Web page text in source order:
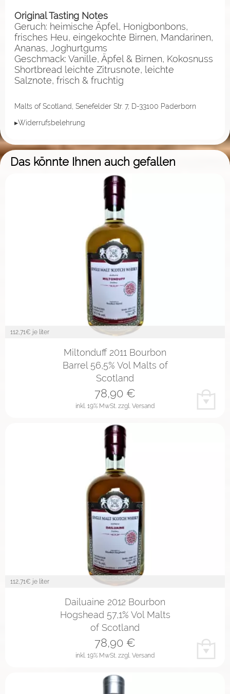
Original Tasting Notes
Geruch: heimische Äpfel, Honigbonbons,
frisches Heu, eingekochte Birnen, Mandarinen,
Ananas, Joghurtgums
Geschmack: Vanille, Äpfel & Birnen, Kokosnuss
Shortbread leichte Zitrusnote, leichte
Salznote, frisch & fruchtig
Malts of Scotland, Senefelder Str. 7, D-33100 Paderborn
▸Widerrufsbelehrung
Das könnte Ihnen auch gefallen
112,71€ je liter
Miltonduff 2011 Bourbon
Barrel 56,5% Vol Malts of
Scotland
inkl. 19% MwSt. zzgl. Versand
78,90 €
112,71€ je liter
Dailuaine 2012 Bourbon
Hogshead 57,1% Vol Malts
of Scotland
inkl. 19% MwSt. zzgl. Versand
78,90 €